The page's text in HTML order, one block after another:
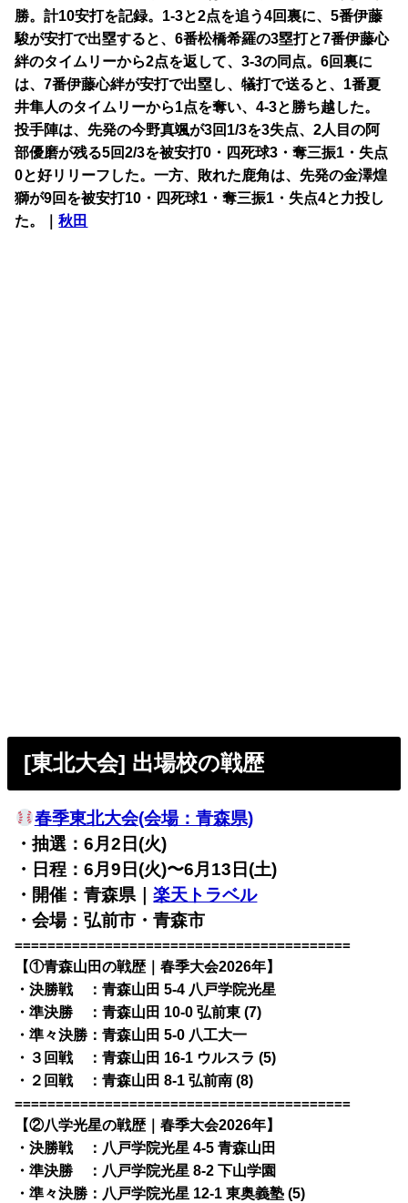
勝。計10安打を記録。1-3と2点を追う4回裏に、5番伊藤
駿が安打で出塁すると、6番松橋希羅の3塁打と7番伊藤心
絆のタイムリーから2点を返して、3-3の同点。6回裏に
は、7番伊藤心絆が安打で出塁し、犠打で送ると、1番夏
井隼人のタイムリーから1点を奪い、4-3と勝ち越した。
投手陣は、先発の今野真颯が3回1/3を3失点、2人目の阿
部優磨が残る5回2/3を被安打0・四死球3・奪三振1・失点
0と好リリーフした。一方、敗れた鹿角は、先発の金澤煌
獅が9回を被安打10・四死球1・奪三振1・失点4と力投し
た。｜秋田
[東北大会] 出場校の戦歴
春季東北大会(会場：青森県)
・抽選：6月2日(火)
・日程：6月9日(火)〜6月13日(土)
・開催：青森県｜楽天トラベル
・会場：弘前市・青森市
=========================================
【①青森山田の戦歴｜春季大会2026年】
・決勝戦 ：青森山田 5-4 八戸学院光星
・準決勝 ：青森山田 10-0 弘前東 (7)
・準々決勝：青森山田 5-0 八工大一
・３回戦 ：青森山田 16-1 ウルスラ (5)
・２回戦 ：青森山田 8-1 弘前南 (8)
=========================================
【②八学光星の戦歴｜春季大会2026年】
・決勝戦 ：八戸学院光星 4-5 青森山田
・準決勝 ：八戸学院光星 8-2 下山学園
・準々決勝：八戸学院光星 12-1 東奥義塾 (5)